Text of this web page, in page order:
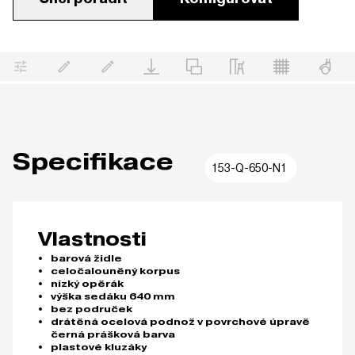
Specifikace 153-Q-650-N1
Vlastnosti
barová židle
celočalouněný korpus
nízký opěrák
výška sedáku 640 mm
bez područek
drátěná ocelová podnož v povrchové úpravě
černá prášková barva
plastové kluzáky